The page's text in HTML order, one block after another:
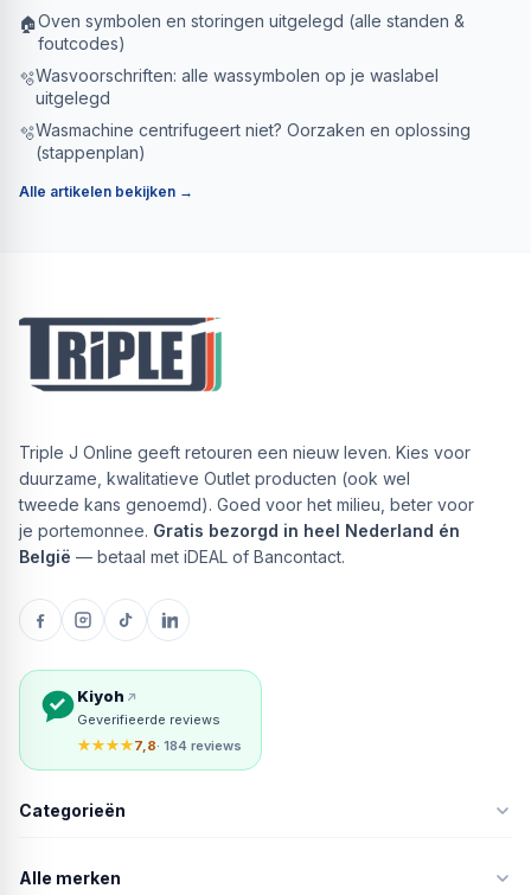
🏠Oven symbolen en storingen uitgelegd (alle standen &
foutcodes)
🫧Wasvoorschriften: alle wassymbolen op je waslabel
uitgelegd
🫧Wasmachine centrifugeert niet? Oorzaken en oplossing
(stappenplan)
Alle artikelen bekijken →
Triple J Online geeft retouren een nieuw leven. Kies voor
duurzame, kwalitatieve Outlet producten (ook wel
tweede kans genoemd). Goed voor het milieu, beter voor
je portemonnee. Gratis bezorgd in heel Nederland én
België — betaal met iDEAL of Bancontact.
Kiyoh
Geverifieerde reviews
★★★★7,8· 184 reviews
Categorieën
Alle merken